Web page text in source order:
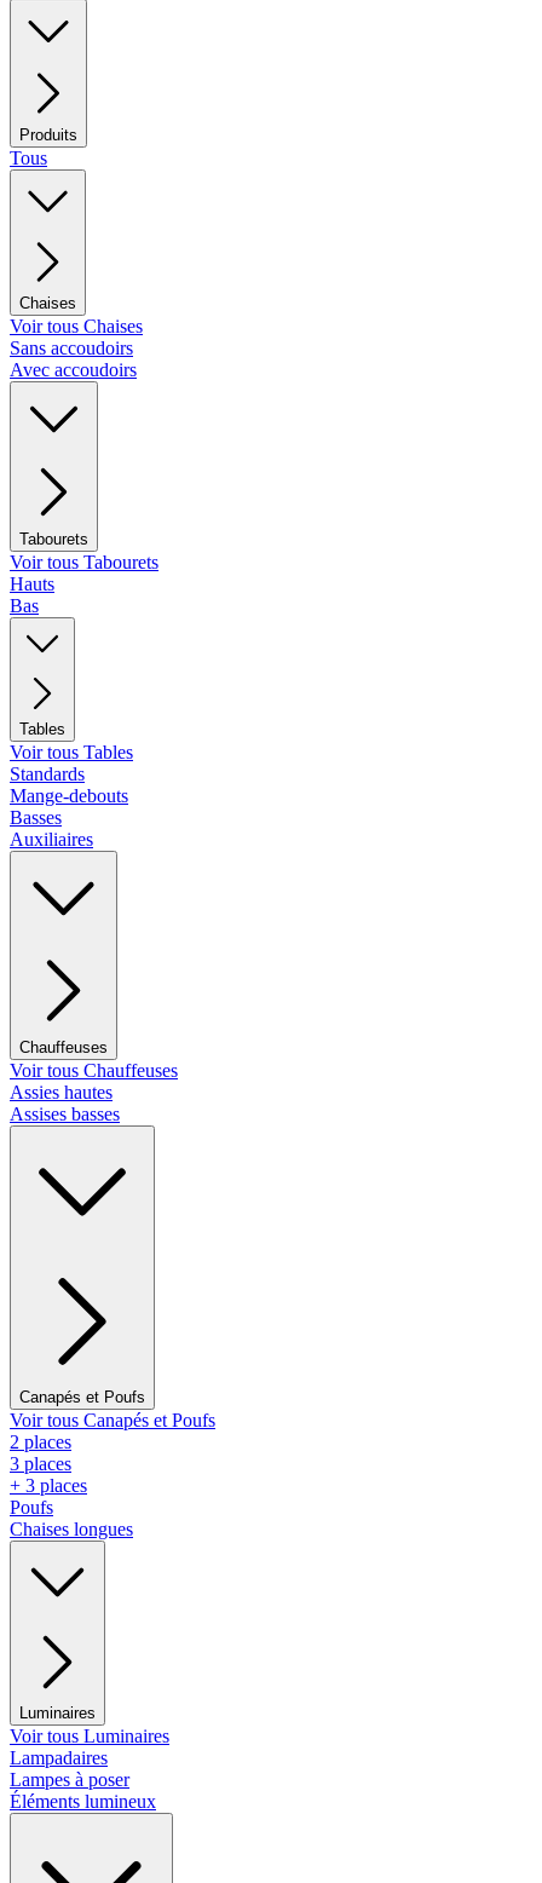
Produits
Tous
Chaises
Voir tous Chaises
Sans accoudoirs
Avec accoudoirs
Tabourets
Voir tous Tabourets
Hauts
Bas
Tables
Voir tous Tables
Standards
Mange-debouts
Basses
Auxiliaires
Chauffeuses
Voir tous Chauffeuses
Assies hautes
Assises basses
Canapés et Poufs
Voir tous Canapés et Poufs
2 places
3 places
+ 3 places
Poufs
Chaises longues
Luminaires
Voir tous Luminaires
Lampadaires
Lampes à poser
Éléments lumineux